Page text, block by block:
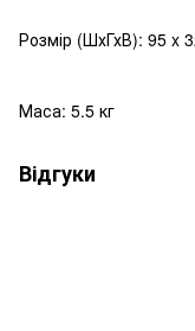
Розмір (ШхГхВ): 95 x
Маса: 5.5 кг
Відгуки